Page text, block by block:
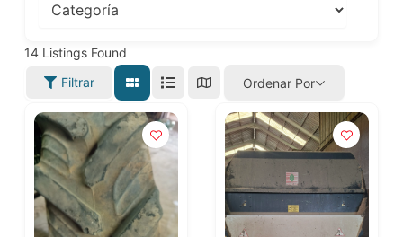
14 Listings Found
Filtrar
Ordenar Por